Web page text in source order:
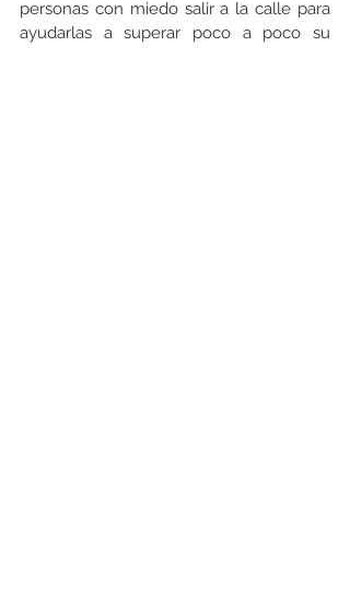
personas con miedo salir a la calle para
ayudarlas a superar poco a poco su